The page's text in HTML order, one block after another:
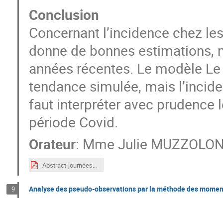
Conclusion
Concernant l’incidence chez
donne de bonnes estimations,
années récentes. Le modèle
tendance simulée, mais
faut interpréter avec
période Covid.
Orateur: Mme Julie
Abstract-journéesBiostat.pdf
9 Analyse des pseudo-observations par la méthode des